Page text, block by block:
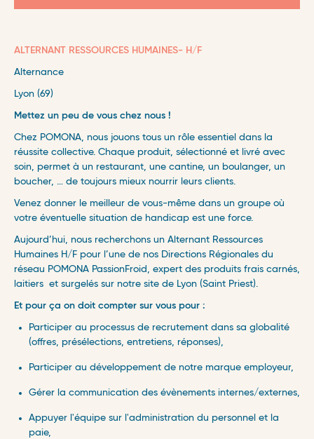
ALTERNANT RESSOURCES HUMAINES- H/F
Alternance
Lyon (69)
Mettez un peu de vous chez nous !
Chez POMONA, nous jouons tous un rôle essentiel dans la
réussite collective. Chaque produit, sélectionné et livré avec
soin, permet à un restaurant, une cantine, un boulanger, un
boucher, … de toujours mieux nourrir leurs clients.
Venez donner le meilleur de vous-même dans un groupe où
votre éventuelle situation de handicap est une force.
Aujourd’hui, nous recherchons un Alternant Ressources
Humaines H/F pour l’une de nos Directions Régionales du
réseau POMONA PassionFroid, expert des produits frais carnés,
laitiers et surgelés sur notre site de Lyon (Saint Priest).
Et pour ça on doit compter sur vous pour :
Participer au processus de recrutement dans sa globalité
(offres, présélections, entretiens, réponses),
Participer au développement de notre marque employeur,
Gérer la communication des évènements internes/externes,
Appuyer l'équipe sur l'administration du personnel et la
paie,